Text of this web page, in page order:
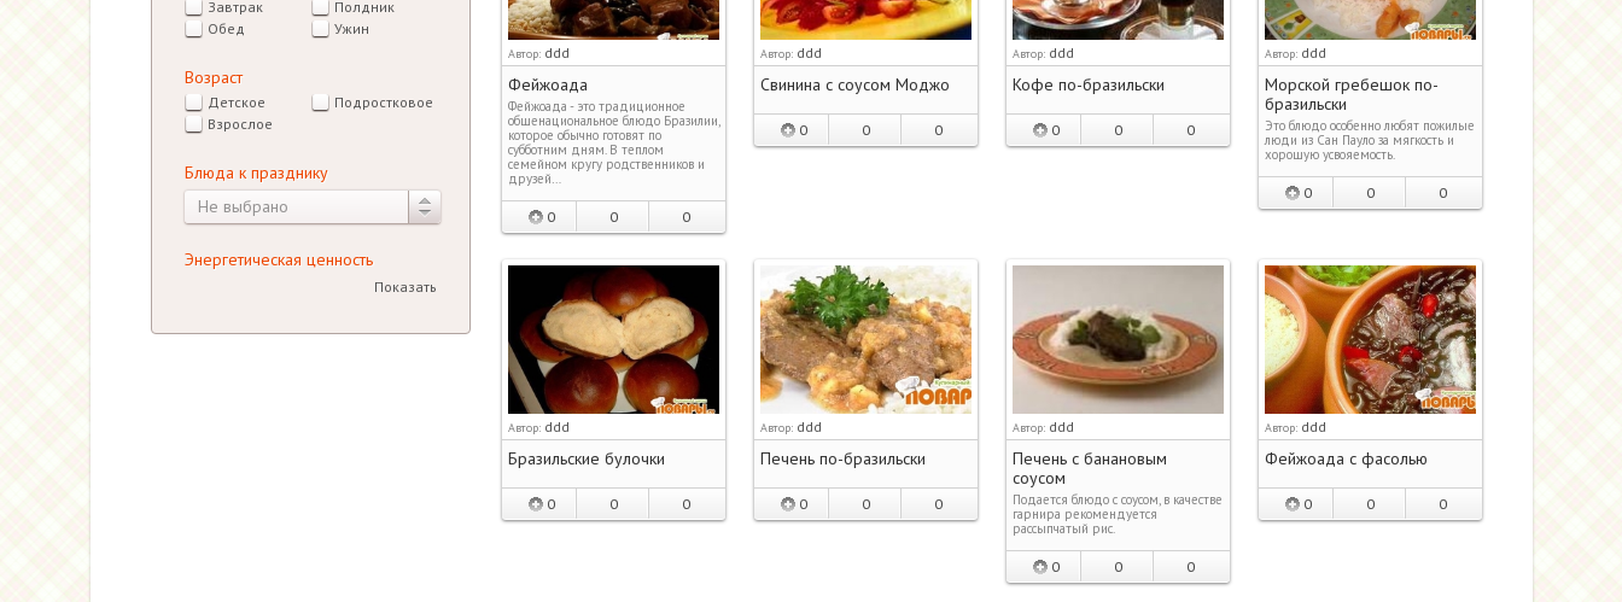
Автор: ddd
Фейжоада
Фейжоада - это традиционное
общенациональное блюдо Бразилии,
которое обычно готовят по
субботним дням. В теплом
семейном кругу родственников и
друзей…
0 0 0
Автор: ddd
Свинина с соусом Моджо
0 0 0
Автор: ddd
Кофе по-бразильски
0 0 0
Автор: ddd
Морской гребешок по-
бразильски
Это блюдо особенно любят пожилые
люди из Сан Пауло за мягкость и
хорошую усвояемость.
0 0 0
Автор: ddd
Бразильские булочки
0 0 0
Автор: ddd
Печень по-бразильски
0 0 0
Автор: ddd
Печень с банановым
соусом
Подается блюдо с соусом, в качестве
гарнира рекомендуется
рассыпчатый рис.
0 0 0
Автор: ddd
Фейжоада c фасолью
0 0 0
Завтрак
Полдник
Обед
Ужин
Возраст
Детское
Подростковое
Взрослое
Блюда к празднику
Не выбрано
Энергетическая ценность
Показать